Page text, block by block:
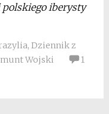
polskiego iberysty
, Dziennik z
Wojski
1